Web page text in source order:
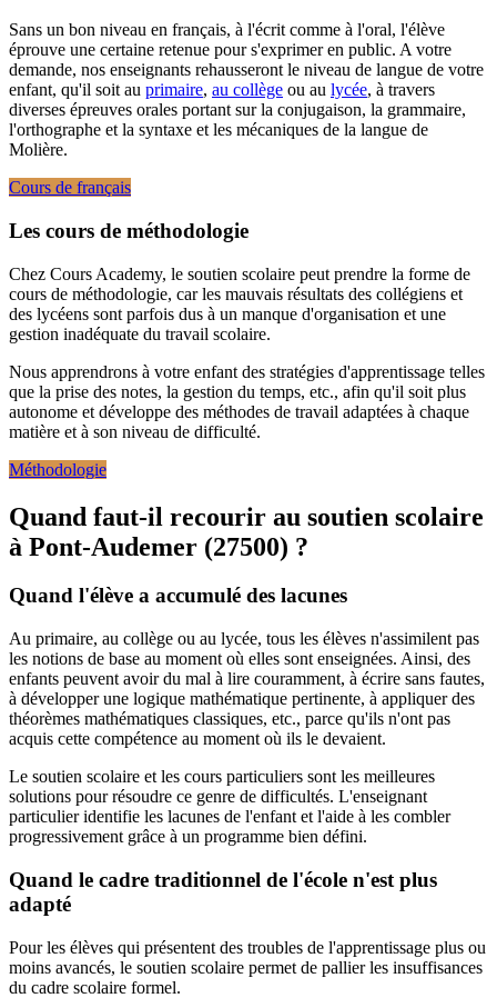
Sans un bon niveau en français, à l'écrit comme à l'oral, l'élève
éprouve une certaine retenue pour s'exprimer en public. A votre
demande, nos enseignants rehausseront le niveau de langue de votre
enfant, qu'il soit au primaire, au collège ou au lycée, à travers
diverses épreuves orales portant sur la conjugaison, la grammaire,
l'orthographe et la syntaxe et les mécaniques de la langue de
Molière.
Cours de français
Les cours de méthodologie
Chez Cours Academy, le soutien scolaire peut prendre la forme de
cours de méthodologie, car les mauvais résultats des collégiens et
des lycéens sont parfois dus à un manque d'organisation et une
gestion inadéquate du travail scolaire.
Nous apprendrons à votre enfant des stratégies d'apprentissage telles
que la prise des notes, la gestion du temps, etc., afin qu'il soit plus
autonome et développe des méthodes de travail adaptées à chaque
matière et à son niveau de difficulté.
Méthodologie
Quand faut-il recourir au soutien scolaire
à Pont-Audemer (27500) ?
Quand l'élève a accumulé des lacunes
Au primaire, au collège ou au lycée, tous les élèves n'assimilent pas
les notions de base au moment où elles sont enseignées. Ainsi, des
enfants peuvent avoir du mal à lire couramment, à écrire sans fautes,
à développer une logique mathématique pertinente, à appliquer des
théorèmes mathématiques classiques, etc., parce qu'ils n'ont pas
acquis cette compétence au moment où ils le devaient.
Le soutien scolaire et les cours particuliers sont les meilleures
solutions pour résoudre ce genre de difficultés. L'enseignant
particulier identifie les lacunes de l'enfant et l'aide à les combler
progressivement grâce à un programme bien défini.
Quand le cadre traditionnel de l'école n'est plus
adapté
Pour les élèves qui présentent des troubles de l'apprentissage plus ou
moins avancés, le soutien scolaire permet de pallier les insuffisances
du cadre scolaire formel.